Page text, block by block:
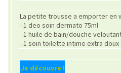
La petite trousse a emporter en
- 1 deo soin dermato 75ml
- 1 huile de bain/douche
- 1 soin toilette intime extra doux
Je découvre !